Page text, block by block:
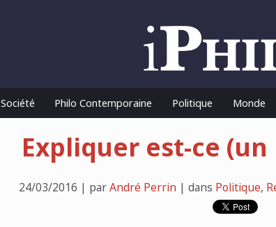
Société Philo Contemporaine Politique Monde
Expliquer est-ce (un
24/03/2016 | parAndré Perrin| dans Politique,